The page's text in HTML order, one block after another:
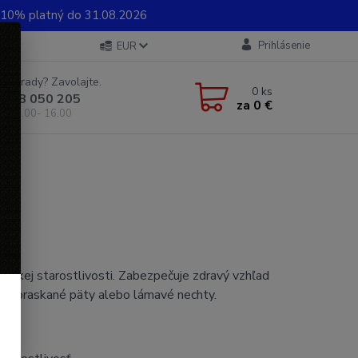
10% platný do 31.08.2026
EUR Prihlásenie
si rady? Zavolajte.
948 050 205
od 8.00- 16.00
0 ks
za 0 €
starostlivosti. Zabezpečuje zdravý vzhľad
päty alebo lámavé nechty.